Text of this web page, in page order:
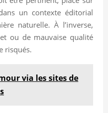
un contexte éditorial
naturelle. À l’inverse,
ou de mauvaise qualité
risqués.
via les sites de